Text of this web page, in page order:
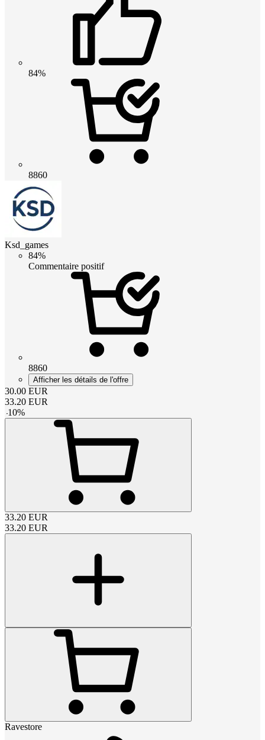
84%
8860
Ksd_games
84%
Commentaire positif
8860
Afficher les détails de l'offre
30.00 EUR
33.20 EUR
-10%
33.20 EUR
33.20 EUR
Ravestore